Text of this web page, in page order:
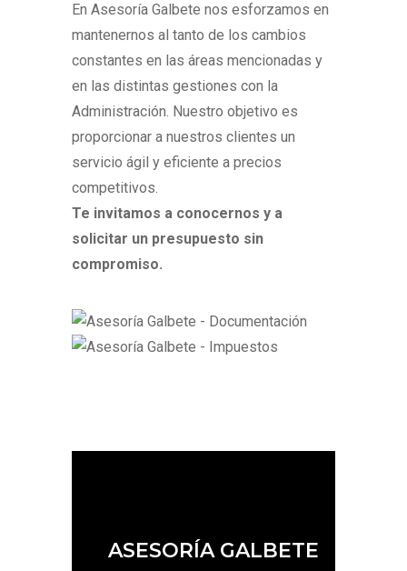
En Asesoría Galbete nos esforzamos en
mantenernos al tanto de los cambios
constantes en las áreas mencionadas y
en las distintas gestiones con la
Administración. Nuestro objetivo es
proporcionar a nuestros clientes un
servicio ágil y eficiente a precios
competitivos.
Te invitamos a conocernos y a
solicitar un presupuesto sin
compromiso.
ASESORÍA GALBETE